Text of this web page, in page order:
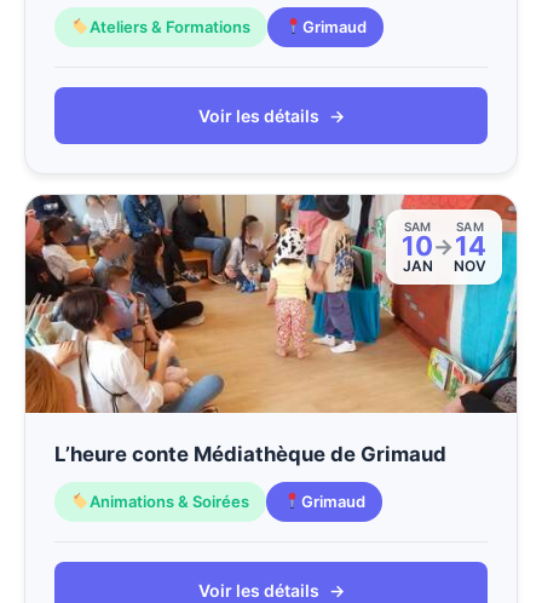
Ateliers & Formations Grimaud
Voir les détails →
SAM
10
JAN
→
SAM
14
NOV
L’heure conte Médiathèque de Grimaud
Animations & Soirées Grimaud
Voir les détails →